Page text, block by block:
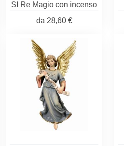
SI Re Magio con incenso
da 28,60 €